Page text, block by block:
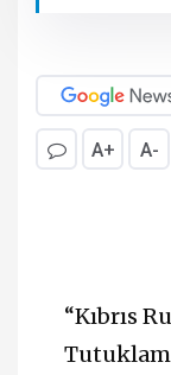
A+ A-
“Kıbrıs